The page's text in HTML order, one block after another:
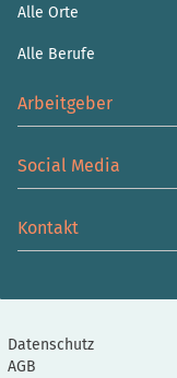
Alle Orte
Alle Berufe
Arbeitgeber
Social Media
Kontakt
Datenschutz
AGB